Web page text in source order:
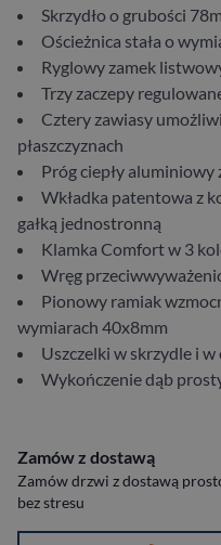
​Skrzydło ​o ​grubości​
Ościeżnica ​stała ​o
​Ryglowy zamek
​Trzy ​zaczepy
Cztery ​zawiasy​
płaszczyznach​
Próg ​ciepły ​aluminiowy​
Wkładka ​patentowa ​z
gałką ​jednostronną​
Klamka Comfort w 3
Wręg
​Pionowy ​ramiak
wymiarach ​40​x​8mm
Uszczelki ​w ​skrzydle​ i ​w
Wykończenie​ dąb
Zamów z dostawą
Zamów drzwi z dostawą
bez stresu